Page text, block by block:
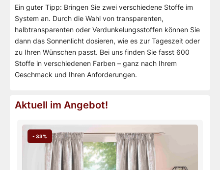
Ein guter Tipp: Bringen Sie zwei verschiedene Stoffe im
System an. Durch die Wahl von transparenten,
halbtransparenten oder Verdunkelungsstoffen können Sie
dann das Sonnenlicht dosieren, wie es zur Tageszeit oder
zu Ihren Wünschen passt. Bei uns finden Sie fasst 600
Stoffe in verschiedenen Farben – ganz nach Ihrem
Geschmack und Ihren Anforderungen.
Aktuell im Angebot!
- 33%